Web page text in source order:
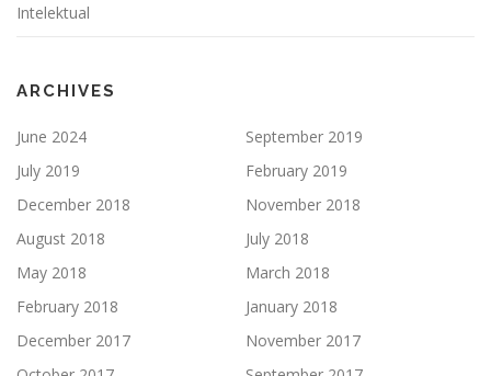
Intelektual
ARCHIVES
June 2024
September 2019
July 2019
February 2019
December 2018
November 2018
August 2018
July 2018
May 2018
March 2018
February 2018
January 2018
December 2017
November 2017